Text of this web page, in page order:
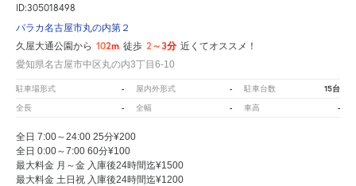
ID:305018498
パラカ名古屋市丸の内第２
久屋大通公園から 102m 徒歩 2～3分 近くてオススメ！
愛知県名古屋市中区丸の内3丁目6-10
駐車場形式 - 屋内外形式 - 駐車台数 15台
全長 - 全幅 - 車高 -
全日 7:00～24:00 25分¥200
全日 0:00～7:00 60分¥100
最大料金 月～金 入庫後24時間迄¥1500
最大料金 土日祝 入庫後24時間迄¥1200